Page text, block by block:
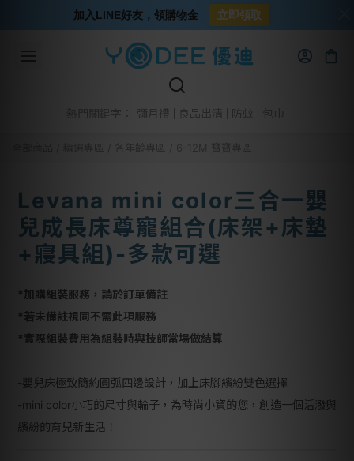
熱門關鍵字： 彌月禮 良品出清 防蚊
各年齡專區 6-12M 寶寶專區
Levana mini color三合一嬰
兒成長床尊寵組合(床架+床墊
+寢具組)-多款可選
*加購組裝服務，請於訂單備註
*若未備註視同不需此項服務
*實際組裝費用為組裝時與技師當場做結算
-嬰兒床極致簡約圓弧四邊設計，加上床腳繽紛雙色選擇
-mini color小巧的尺寸與輪子，為時尚小資的您，創造一個活潑與
繽紛的育兒新生活！
加入LINE好友，領購物金 立即領取